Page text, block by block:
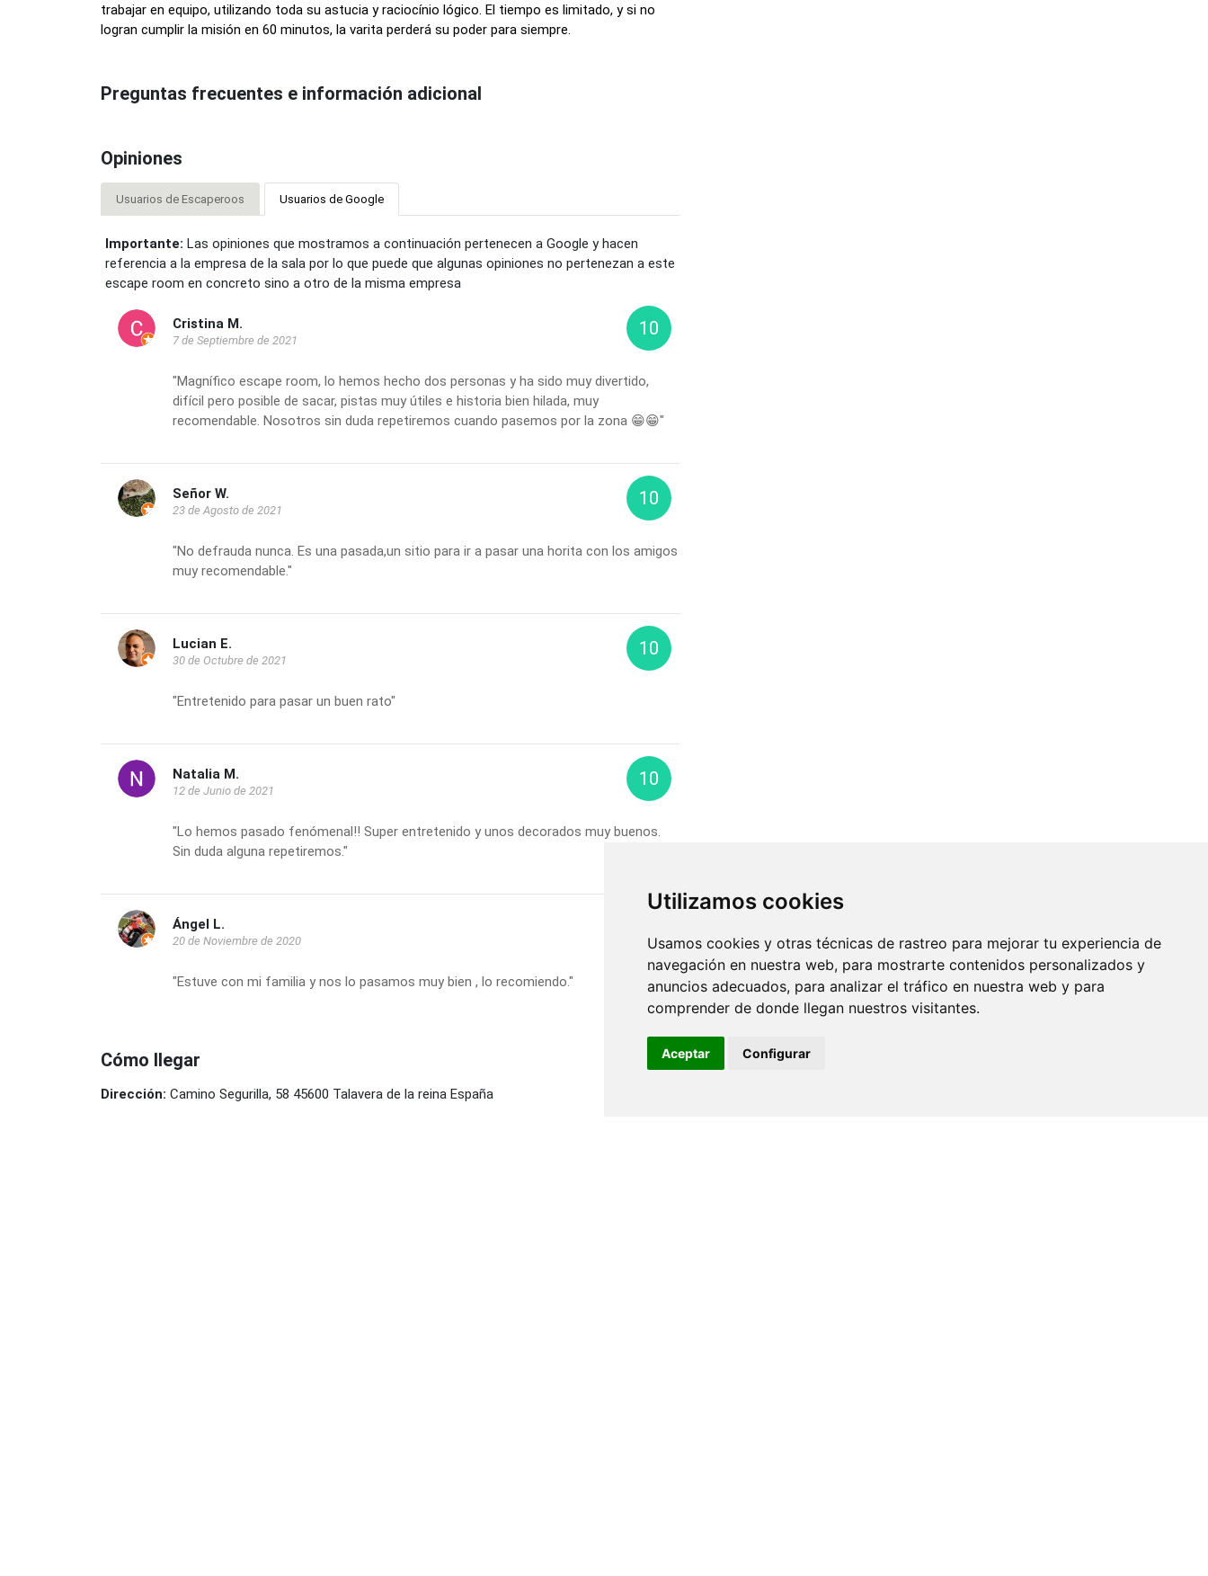
Utilizamos cookies
Usamos cookies y otras técnicas de rastreo para mejorar tu experiencia de
navegación en nuestra web, para mostrarte contenidos personalizados y
anuncios adecuados, para analizar el tráfico en nuestra web y para
comprender de donde llegan nuestros visitantes.
Aceptar Configurar
trabajar en equipo, utilizando toda su astucia y raciocínio lógico. El tiempo es limitado, y si no
logran cumplir la misión en 60 minutos, la varita perderá su poder para siempre.
Preguntas frecuentes e información adicional
Opiniones
Usuarios de Escaperoos Usuarios de Google
Importante: Las opiniones que mostramos a continuación pertenecen a Google y hacen
referencia a la empresa de la sala por lo que puede que algunas opiniones no pertenezan a este
escape room en concreto sino a otro de la misma empresa
Cristina M.
7 de Septiembre de 2021
10
"Magnífico escape room, lo hemos hecho dos personas y ha sido muy divertido,
difícil pero posible de sacar, pistas muy útiles e historia bien hilada, muy
recomendable. Nosotros sin duda repetiremos cuando pasemos por la zona 😁😁"
Señor W.
23 de Agosto de 2021
10
"No defrauda nunca. Es una pasada,un sitio para ir a pasar una horita con los amigos
muy recomendable."
Lucian E.
30 de Octubre de 2021
10
"Entretenido para pasar un buen rato"
Natalia M.
12 de Junio de 2021
10
"Lo hemos pasado fenómenal!! Super entretenido y unos decorados muy buenos.
Sin duda alguna repetiremos."
Ángel L.
20 de Noviembre de 2020
"Estuve con mi familia y nos lo pasamos muy bien , lo recomiendo."
Cómo llegar
Dirección: Camino Segurilla, 58 45600 Talavera de la reina España